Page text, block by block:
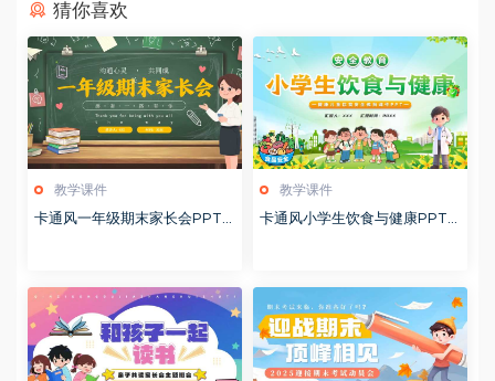
猜你喜欢
教学课件
卡通风一年级期末家长会PPT
教学课件
卡通风小学生饮食与健康PPT